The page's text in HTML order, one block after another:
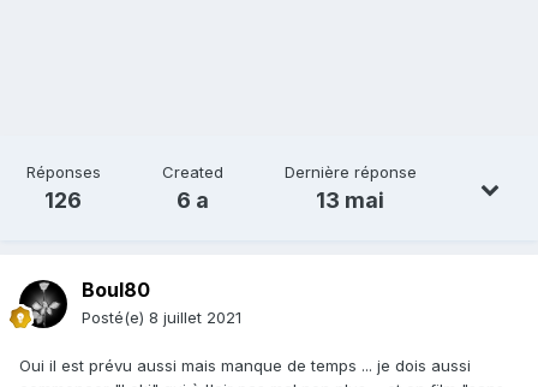
Réponses
126
Created
6 a
Dernière réponse
13 mai
Boul80
Posté(e) 8 juillet 2021
Oui il est prévu aussi mais manque de temps ... je dois aussi